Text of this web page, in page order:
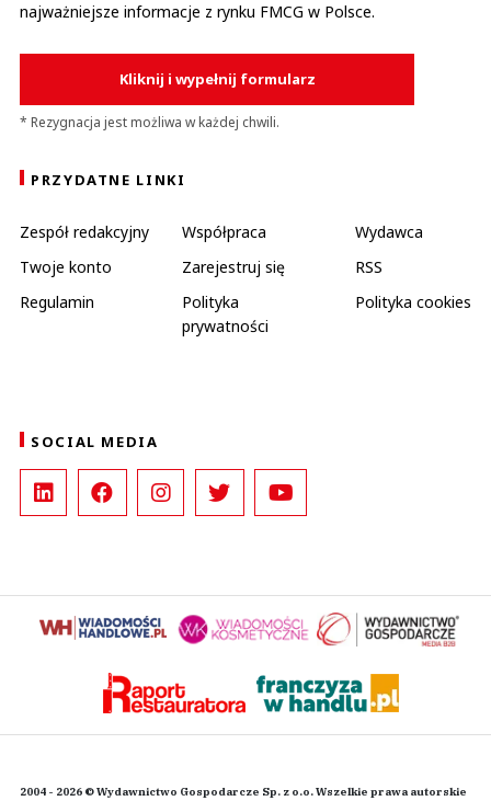
najważniejsze informacje z rynku FMCG w Polsce.
Kliknij i wypełnij formularz
* Rezygnacja jest możliwa w każdej chwili.
PRZYDATNE LINKI
Zespół redakcyjny Współpraca
Wydawca
Twoje konto
Zarejestruj się
RSS
Regulamin
Polityka
prywatności
Polityka cookies
SOCIAL MEDIA
2004 - 2026 © Wydawnictwo Gospodarcze Sp. z o.o. Wszelkie prawa autorskie